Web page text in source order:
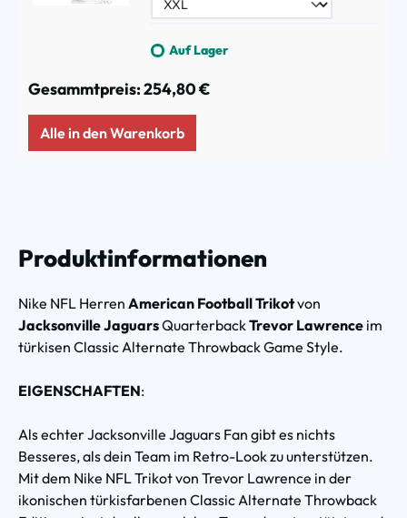
Auf Lager
Gesammtpreis:254,80 €
Alle in den Warenkorb
Produktinformationen
Nike NFL Herren American Football Trikotvon
Jacksonville JaguarsQuarterbackTrevor Lawrence im
türkisen Classic Alternate Throwback Game Style.
EIGENSCHAFTEN:
Als echter Jacksonville Jaguars Fan gibt es nichts
Besseres, als dein Team im Retro-Look zu unterstützen.
Mit dem Nike NFL Trikot von Trevor Lawrence in der
ikonischen türkisfarbenen Classic Alternate Throwback